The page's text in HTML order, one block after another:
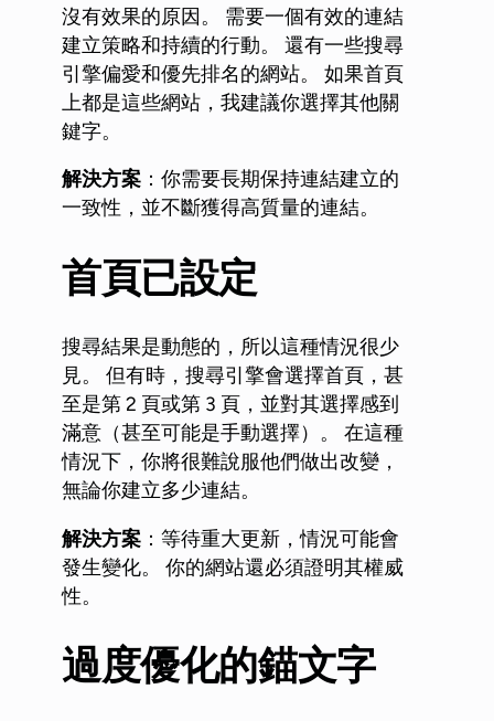
沒有效果的原因。 需要一個有效的連結
建立策略和持續的行動。 還有一些搜尋
引擎偏愛和優先排名的網站。 如果首頁
上都是這些網站，我建議你選擇其他關
鍵字。
解決方案 ：你需要長期保持連結建立的
一致性，並不斷獲得高質量的連結。
首頁已設定
搜尋結果是動態的，所以這種情況很少
見。 但有時，搜尋引擎會選擇首頁，甚
至是第 2 頁或第 3 頁，並對其選擇感到
滿意（甚至可能是手動選擇）。 在這種
情況下，你將很難說服他們做出改變，
無論你建立多少連結。
解決方案 ：等待重大更新，情況可能會
發生變化。 你的網站還必須證明其權威
性。
過度優化的錨文字